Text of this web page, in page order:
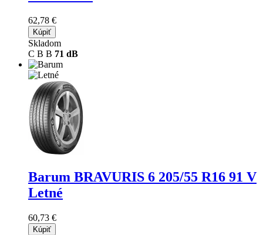
62,78 €
Kúpiť
Skladom
C B B 71 dB
Barum BRAVURIS 6 205/55 R16 91 V
Letné
60,73 €
Kúpiť